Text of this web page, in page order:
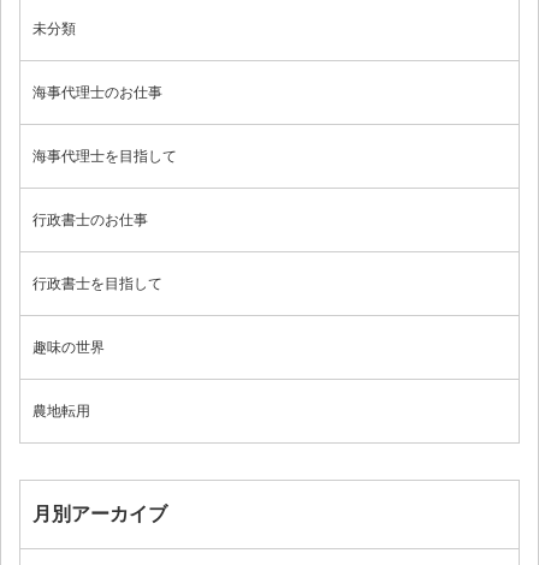
未分類
海事代理士のお仕事
海事代理士を目指して
行政書士のお仕事
行政書士を目指して
趣味の世界
農地転用
月別アーカイブ